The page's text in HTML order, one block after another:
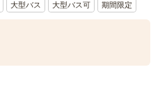
大型バス 大型バス可 期間限定